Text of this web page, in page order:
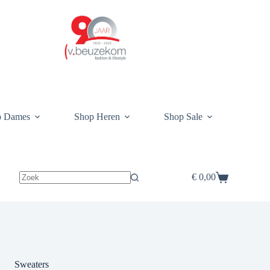
Dames Shop Heren Shop Sale
Winkelwagen
€0,00
Sweaters